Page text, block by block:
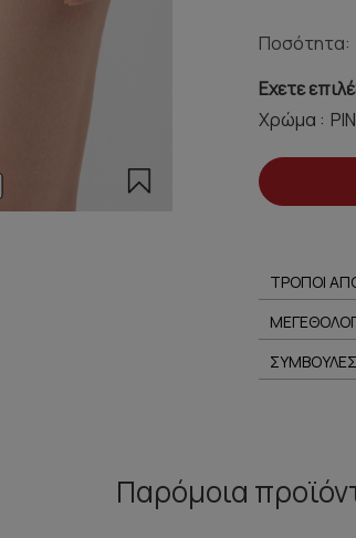
Ποσότητα:
Εχετε
Χρώμα :
ΤΡΟΠΟΙ
Παρόμοια